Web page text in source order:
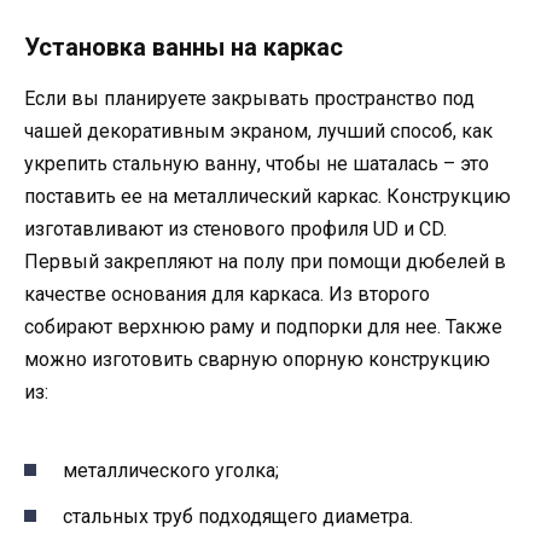
Установка ванны на каркас
Если вы планируете закрывать пространство под
чашей декоративным экраном, лучший способ, как
укрепить стальную ванну, чтобы не шаталась – это
поставить ее на металлический каркас. Конструкцию
изготавливают из стенового профиля UD и CD.
Первый закрепляют на полу при помощи дюбелей в
качестве основания для каркаса. Из второго
собирают верхнюю раму и подпорки для нее. Также
можно изготовить сварную опорную конструкцию
из:
металлического уголка;
стальных труб подходящего диаметра.